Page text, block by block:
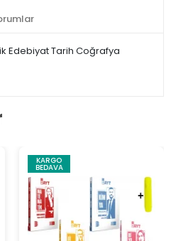
Edebiyat Tarih Coğrafya
KARGO
BEDAVA